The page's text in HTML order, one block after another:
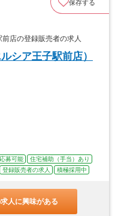
保存する
店の登録販売者の求人
シア王子駅前店）
募可能
住宅補助（手当）あり
登録販売者の求人 積極採用中
人に興味がある